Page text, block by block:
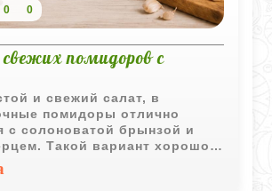
0 0
помидоров с
и свежий салат, в
помидоры отлично
с солоноватой брынзой и
Такой вариант хорошо
для лёгкого ужина, так и в
овощного дополнения